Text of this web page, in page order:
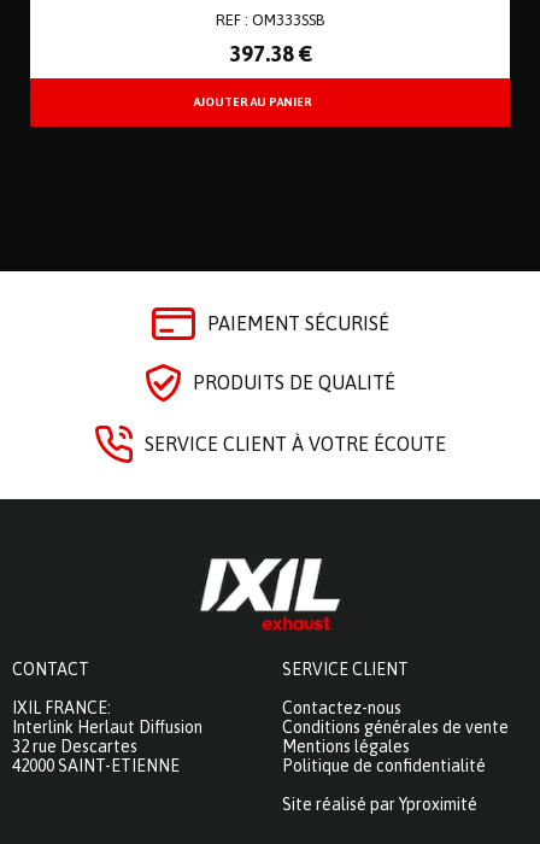
REF : OM333SSB
397.38 €
PAIEMENT SÉCURISÉ
PRODUITS DE QUALITÉ
SERVICE CLIENT À VOTRE ÉCOUTE
CONTACT
IXIL FRANCE:
Interlink Herlaut Diffusion
32 rue Descartes
42000 SAINT-ETIENNE
SERVICE CLIENT
Contactez-nous
Conditions générales de vente
Mentions légales
Politique de confidentialité
Site réalisé par Yproximité